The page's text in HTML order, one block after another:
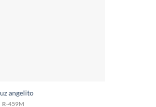
angelito
R-459M